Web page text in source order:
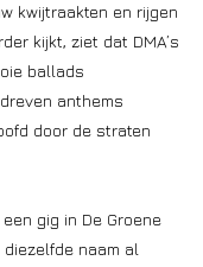
kwijtraakten en rijgen
kijkt, ziet dat DMA’s
ballads
anthems
door de straten
gig in De Groene
naam al